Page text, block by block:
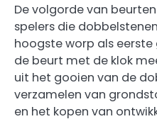
De volgorde van
spelers die
hoogste worp als
de beurt met de klok
uit het gooien van de
verzamelen van
en het kopen van